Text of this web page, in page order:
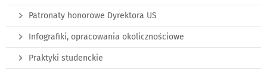
Patronaty honorowe Dyrektora US
Infografiki, opracowania okolicznościowe
Praktyki studenckie